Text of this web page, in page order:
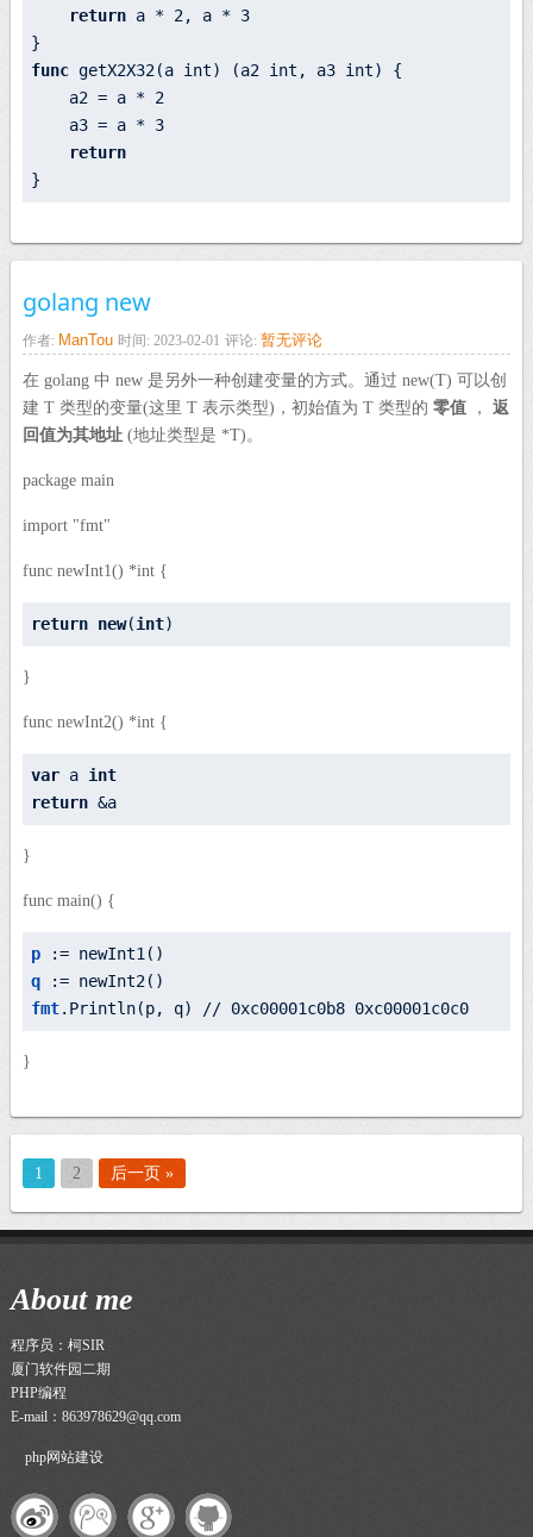
return a * 2 , a * 3
func getX2X32(a int) (a2 int , a3 int) {
    a2 = a *
2
    a3 = a *
3
return
golang new
作者: ManTou 时间: 2023-02-01 评论: 暂无评论
在 golang 中 new 是另外一种创建变量的方式。通过 new(T) 可以创
建 T 类型的变量(这里 T 表示类型)，初始值为 T 类型的 零值， 返
回值为其地址(地址类型是 *T)。
package main
import "fmt"
func newInt1() *int {
return new(int)
}
func newInt2() *int {
var a int
return &a
}
func main() {
p
q
fmt. Println(p, q) // 0xc00001c0b8 0xc00001c0c0
}
1 2 后一页 »
About me
程序员：柯SIR
厦门软件园二期
PHP编程
E-mail：863978629@qq.com
php网站建设